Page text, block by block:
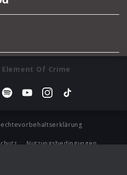
Of Crime
Nutzungsbedingungen